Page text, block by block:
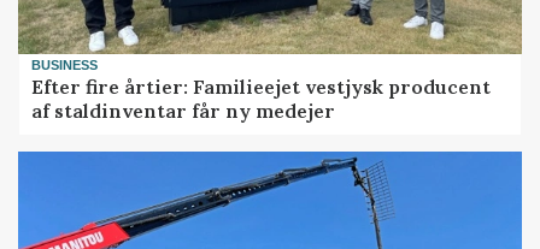
BUSINESS
Efter fire årtier: Familieejet vestjysk producent
af staldinventar får ny medejer